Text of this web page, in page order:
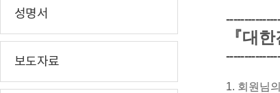
성명서
보도자료
『대한
1. 회원님